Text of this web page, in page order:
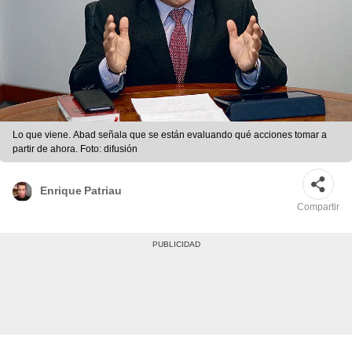
Lo que viene. Abad señala que se están evaluando qué acciones tomar a
partir de ahora. Foto: difusión
Enrique Patriau
Compartir